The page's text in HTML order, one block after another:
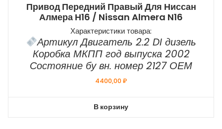
Привод Передний Правый Для Ниссан
Алмера Н16 / Nissan Almera N16
Характеристики товара:
Артикул Двигатель 2.2 DI дизель
Коробка МКПП год выпуска 2002
Состояние бу вн. номер 2127 ОЕМ
4400,00₽
В корзину